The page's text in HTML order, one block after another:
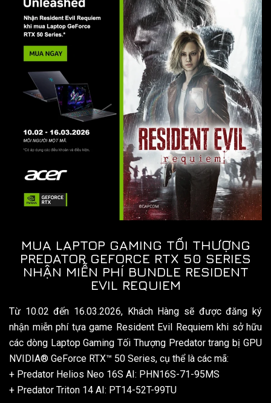
MUA LAPTOP GAMING TỐI THƯỢNG
PREDATOR GEFORCE RTX 50 SERIES
NHẬN MIỄN PHÍ BUNDLE RESIDENT
EVIL REQUIEM
Từ 10.02 đến 16.03.2026, Khách Hàng sẽ được đăng ký
nhận miễn phí tựa game Resident Evil Requiem khi sở hữu
các dòng Laptop Gaming Tối Thượng Predator trang bị GPU
NVIDIA® GeForce RTX™ 50 Series, cụ thể là các mã:
+ Predator Helios Neo 16S AI: PHN16S-71-95MS
+ Predator Triton 14 AI: PT14-52T-99TU